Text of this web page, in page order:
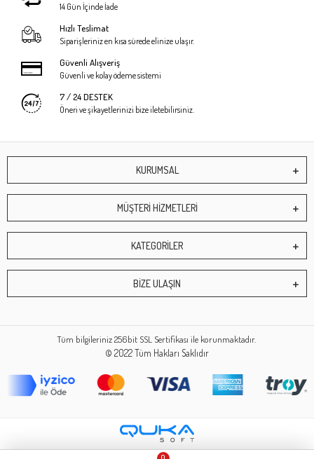
14 Gün İçinde İade
Hızlı Teslimat
Siparişleriniz en kısa sürede elinize ulaşır.
Güvenli Alışveriş
Güvenli ve kolay ödeme sistemi
7 / 24 DESTEK
Öneri ve şikayetlerinizi bize iletebilirsiniz.
KURUMSAL
MÜŞTERİ HİZMETLERİ
KATEGORİLER
BİZE ULAŞIN
Tüm bilgileriniz 256bit SSL Sertifikası ile korunmaktadır.
© 2022Tüm Hakları Saklıdır